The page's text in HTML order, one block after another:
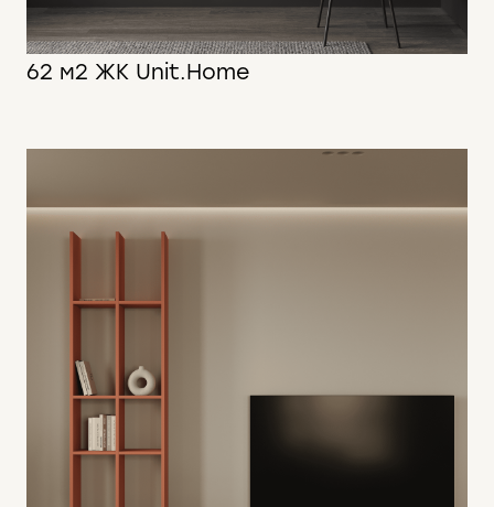
62 м2 ЖК Unit.Home